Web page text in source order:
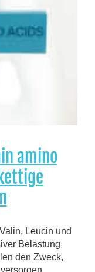
amino
Leucin und
Belastung
den Zweck,